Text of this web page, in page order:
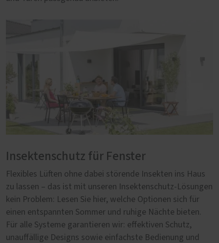
Insektenschutz für Fenster
Flexibles Lüften ohne dabei störende Insekten ins Haus
zu lassen – das ist mit unseren Insektenschutz-Lösungen
kein Problem: Lesen Sie hier, welche Optionen sich für
einen entspannten Sommer und ruhige Nächte bieten.
Für alle Systeme garantieren wir: effektiven Schutz,
unauffällige Designs sowie einfachste Bedienung und